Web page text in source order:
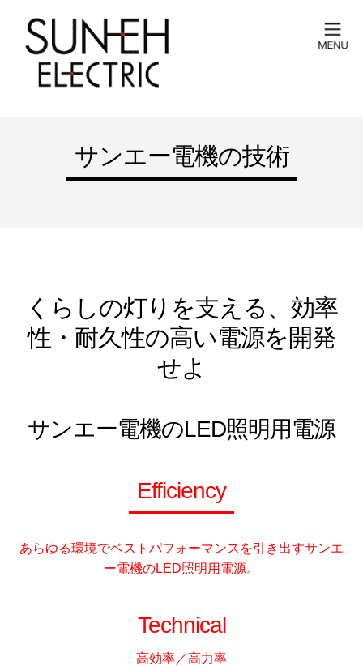
サンエー電機の技術
くらしの灯りを支える、効率
性・耐久性の高い電源を開発
せよ
サンエー電機のLED照明用電源
Efficiency
あらゆる環境でベストパフォーマンスを引き出すサンエ
ー電機のLED照明用電源。
Technical
高効率／高力率